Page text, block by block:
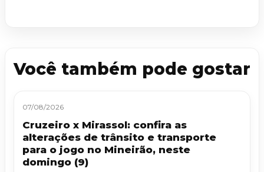
Você também pode gostar
07/08/2026
Cruzeiro x Mirassol: confira as
alterações de trânsito e transporte
para o jogo no Mineirão, neste
domingo (9)